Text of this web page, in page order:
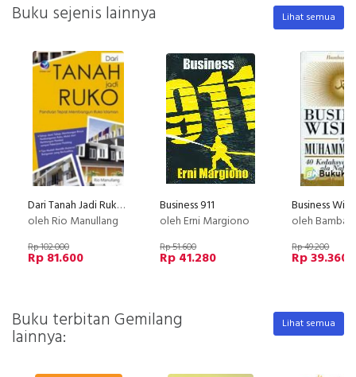
Buku sejenis lainnya Lihat semua
Dari Tanah Jadi Ruko, Panduan Tepat Membangun Ruko Idaman
oleh Rio Manullang
Rp 102.000
Rp 81.600
Business 911
oleh Erni Margiono
Rp 51.600
Rp 41.280
oleh
Rp 49.200
Rp 39.360
Buku terbitan Gemilang
lainnya:
Lihat semua